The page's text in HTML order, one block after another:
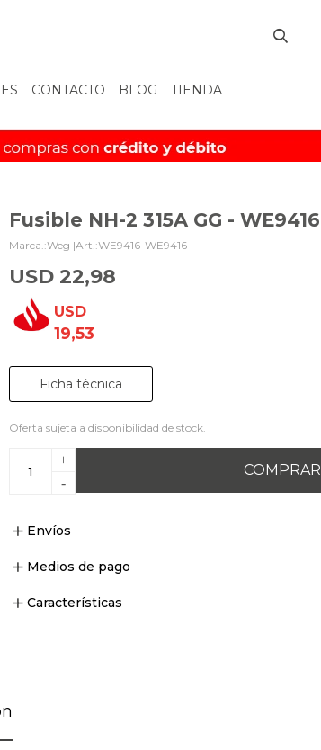
CONTACTO BLOG TIENDA
Fusible NH-2 315A GG - WE9416
Weg | WE9416-WE9416
USD 22,98
USD
19,53
Ficha técnica
Oferta sujeta a disponibilidad de stock.
+
-
COMPRAR
Envíos
Medios de pago
Características